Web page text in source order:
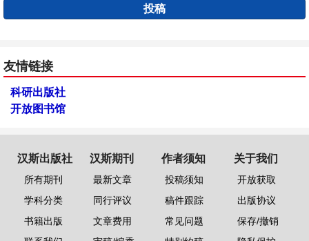
投稿
友情链接
科研出版社
开放图书馆
汉斯出版社
所有期刊
学科分类
书籍出版
汉斯期刊
最新文章
同行评议
文章费用
作者须知
投稿须知
稿件跟踪
常见问题
关于我们
开放获取
出版协议
保存/撤销